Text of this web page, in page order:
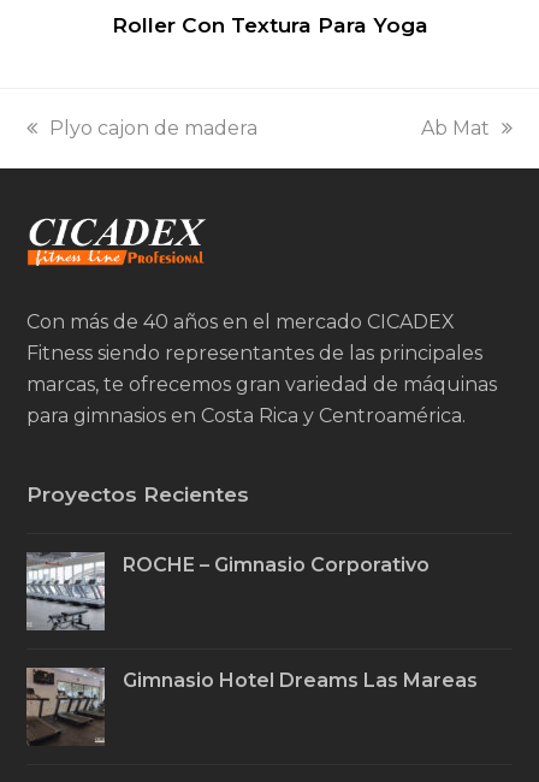
Roller Con Textura Para Yoga
previous
Plyo cajon de madera
next
Ab Mat
Con más de 40 años en el mercado CICADEX
Fitness siendo representantes de las principales
marcas, te ofrecemos gran variedad de máquinas
para gimnasios en Costa Rica y Centroamérica.
Proyectos Recientes
ROCHE – Gimnasio Corporativo
Gimnasio Hotel Dreams Las Mareas